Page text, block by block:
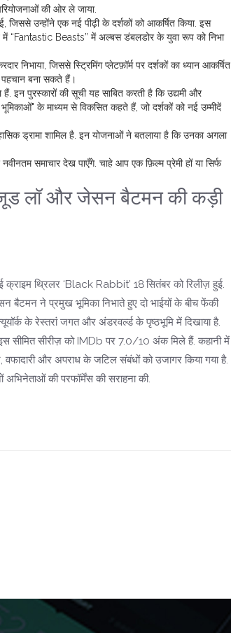
की ओर ले जाया.
उन्होंने एक नई पीढ़ी के दर्शकों को आकर्षित किया. इस
में “Fantastic Beasts” में अल्बस डंबलडोर के युवा रूप को निभा
जिससे स्ट्रिमिंग प्लेटफ़ॉर्म पर दर्शकों का ध्यान आकर्षित
पहचान बना सकते हैं।
इन पुरस्कारों की सूची यह साबित करती है कि उद्यमी और
के माध्यम से विकसित कहते हैं, जो दर्शकों को नई उम्मीदें
ड्रामा शामिल है. इन योजनाओं ने बतलाया है कि उनका अगला
समाचार देख पाएँगे. चाहे आप एक फ़िल्म प्रेमी हों या सिर्फ
लॉ और जेसन बैटमन की कड़ी
थ्रिलर ‘Black Rabbit’ 18 सितंबर को रिलीज़ हुई.
बैटमन ने प्रमुख भूमिका निभाते हुए दो भाईयों के बीच फेंकी
के रेस्तरां जगत और अंडरवर्ल्ड के पृष्ठभूमि में दिखाया है.
सीमित सीरीज़ को IMDb पर 7.0/10 अंक मिले हैं. कहानी में
वफादारी और अपराध के जटिल संबंधों को उजागर किया गया है.
अभिनेताओं की परफॉर्मेंस की सराहना की.